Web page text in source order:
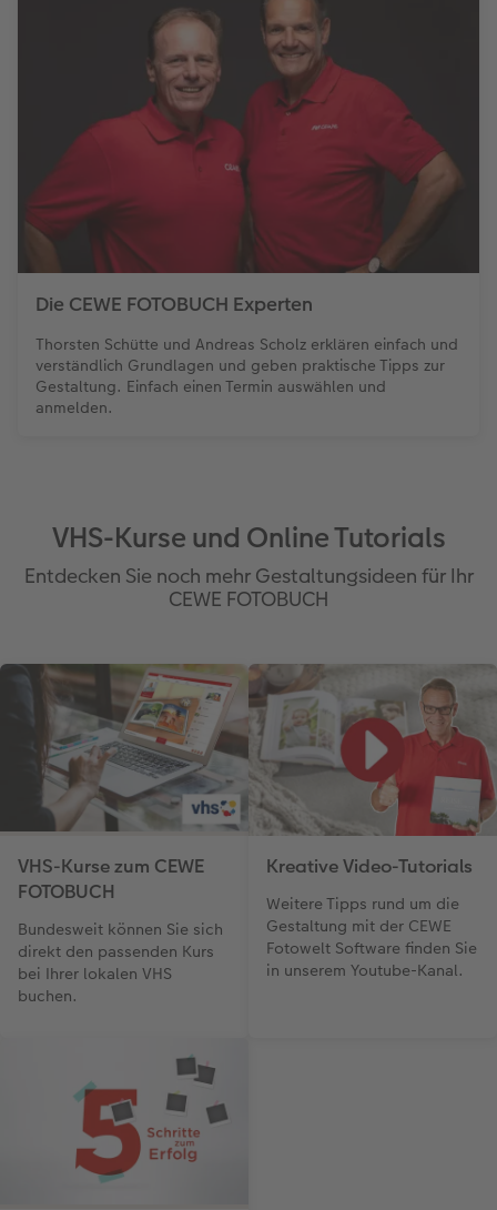
Die CEWE FOTOBUCH Experten
Thorsten Schütte und Andreas Scholz erklären einfach und
verständlich Grundlagen und geben praktische Tipps zur
Gestaltung. Einfach einen Termin auswählen und
anmelden.
VHS-Kurse und Online Tutorials
Entdecken Sie noch mehr Gestaltungsideen für Ihr
CEWE FOTOBUCH
VHS-Kurse zum CEWE
FOTOBUCH
Bundesweit können Sie sich
direkt den passenden Kurs
bei Ihrer lokalen VHS
buchen.
Kreative Video-Tutorials
Weitere Tipps rund um die
Gestaltung mit der CEWE
Fotowelt Software finden Sie
in unserem Youtube-Kanal.